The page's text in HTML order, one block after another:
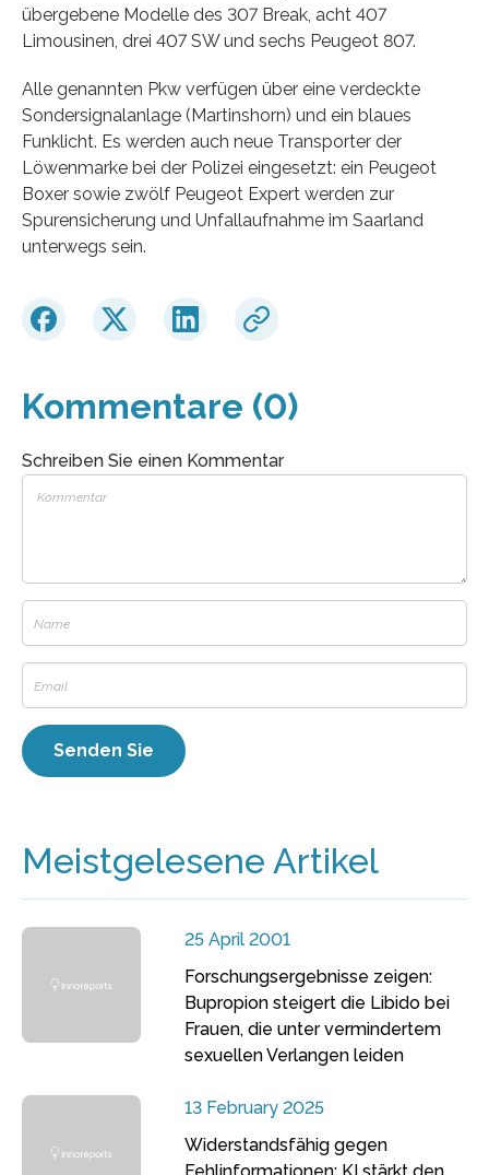
übergebene Modelle des 307 Break, acht 407
Limousinen, drei 407 SW und sechs Peugeot 807.
Alle genannten Pkw verfügen über eine verdeckte
Sondersignalanlage (Martinshorn) und ein blaues
Funklicht. Es werden auch neue Transporter der
Löwenmarke bei der Polizei eingesetzt: ein Peugeot
Boxer sowie zwölf Peugeot Expert werden zur
Spurensicherung und Unfallaufnahme im Saarland
unterwegs sein.
Kommentare (0)
Schreiben Sie einen Kommentar
Meistgelesene Artikel
25 April 2001
Forschungsergebnisse zeigen:
Bupropion steigert die Libido bei
Frauen, die unter vermindertem
sexuellen Verlangen leiden
13 February 2025
Widerstandsfähig gegen
Fehlinformationen: KI stärkt den